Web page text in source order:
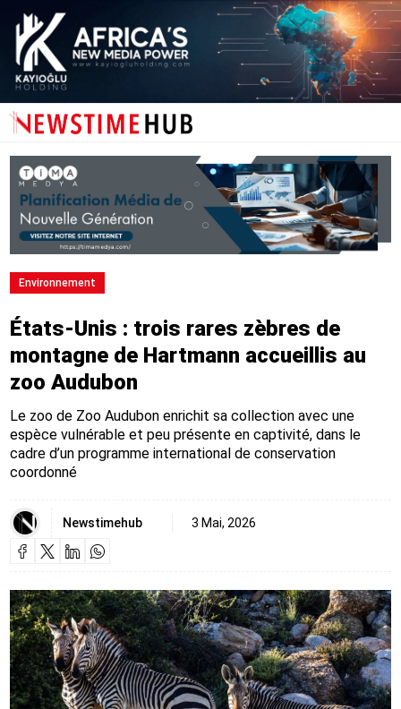
Environnement
États-Unis : trois rares zèbres de
montagne de Hartmann accueillis au
zoo Audubon
Le zoo de Zoo Audubon enrichit sa collection avec une
espèce vulnérable et peu présente en captivité, dans le
cadre d’un programme international de conservation
coordonné
Newstimehub 3 Mai, 2026